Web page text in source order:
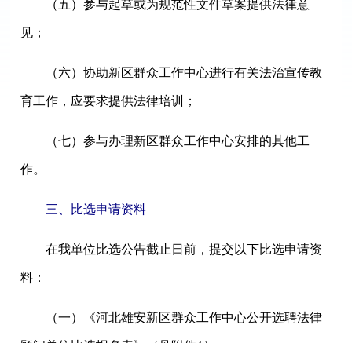
见；
（六）协助新区群众工作中心进行有关法治宣传教
育工作，应要求提供法律培训；
（七）参与办理新区群众工作中心安排的其他工
作。
三、比选申请资料
在我单位比选公告截止日前，提交以下比选申请资
料：
（一）《河北雄安新区群众工作中心公开选聘法律